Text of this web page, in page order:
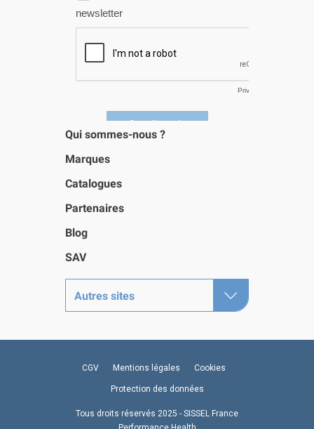
Qui sommes-nous ?
Marques
Catalogues
Partenaires
Blog
SAV
Autres sites
CGV Mentions légales Cookies
Protection des données
Tous droits réservés 2025 - SISSEL France